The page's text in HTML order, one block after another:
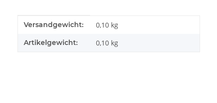
Produkteigenschaft
Wert
Versandgewicht: 0,10 kg
Artikelgewicht: 0,10 kg